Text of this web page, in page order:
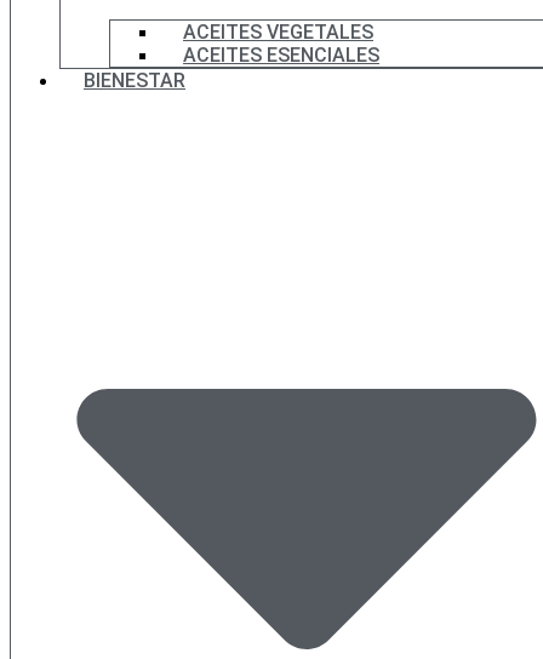
ACEITES VEGETALES
ACEITES ESENCIALES
BIENESTAR